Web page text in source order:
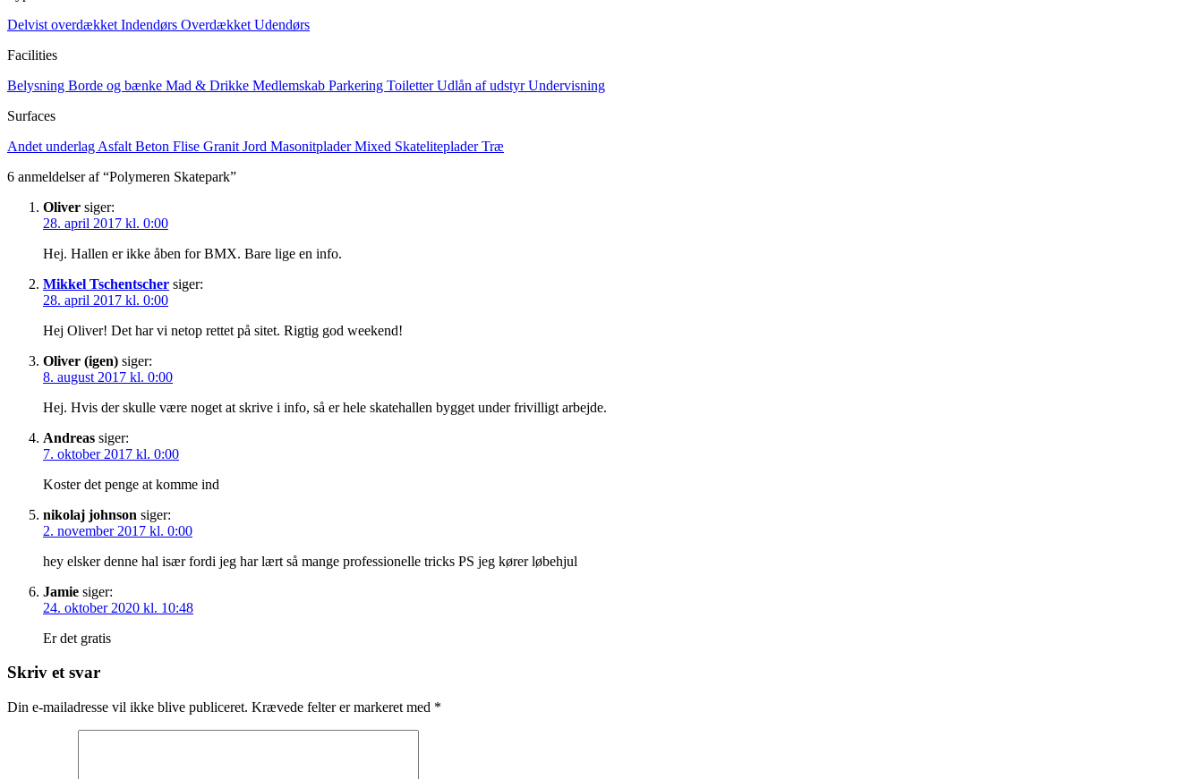
Delvist overdækket Indendørs Overdækket Udendørs
Facilities
Belysning Borde og bænke Mad & Drikke Medlemskab Parkering ToiletterUdlån af udstyrUndervisning
Surfaces
Andet underlag Asfalt Beton Flise Granit Jord MasonitpladerMixed SkatelitepladerTræ
6 anmeldelser af “Polymeren Skatepark”
Oliver siger:
28. april 2017 kl. 0:00
Hej. Hallen er ikke åben for BMX. Bare lige en info.
Mikkel Tschentscher siger:
28. april 2017 kl. 0:00
Hej Oliver! Det har vi netop rettet på sitet. Rigtig god weekend!
Oliver (igen) siger:
8. august 2017 kl. 0:00
Hej. Hvis der skulle være noget at skrive i info, så er hele skatehallen bygget under frivilligt arbejde.
Andreas siger:
7. oktober 2017 kl. 0:00
Koster det penge at komme ind
nikolaj johnson siger:
2. november 2017 kl. 0:00
hey elsker denne hal især fordi jeg har lært så mange professionelle tricks PS jeg kører løbehjul
Jamie siger:
24. oktober 2020 kl. 10:48
Er det gratis
Skriv et svar
Din e-mailadresse vil ikke blive publiceret. Krævede felter er markeret med *